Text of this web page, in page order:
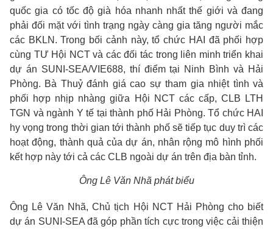
quốc gia có tốc độ già hóa nhanh nhất thế giới và đang
phải đối mặt với tình trạng ngày càng gia tăng người mắc
các BKLN. Trong bối cảnh này, tổ chức HAI đã phối hợp
cùng TƯ Hội NCT và các đối tác trong liên minh triển khai
dự án SUNI-SEA/VIE688, thí điểm tại Ninh Bình và Hải
Phòng. Bà Thuỷ đánh giá cao sự tham gia nhiệt tình và
phối hợp nhịp nhàng giữa Hội NCT các cấp, CLB LTH
TGN và ngành Y tế tại thành phố Hải Phòng. Tổ chức HAI
hy vọng trong thời gian tới thành phố sẽ tiếp tục duy trì các
hoạt động, thành quả của dự án, nhân rộng mô hình phối
kết hợp này tới cả các CLB ngoài dự án trên địa bàn tỉnh.
Ông Lê Văn Nhã phát biểu
Ông Lê Văn Nhã, Chủ tịch Hội NCT Hải Phòng cho biết
dự án SUNI-SEA đã góp phần tích cực trong việc cải thiện